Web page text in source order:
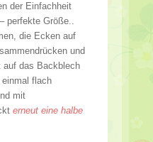
der Einfachheit
perfekte Größe..
die Ecken auf
und
auf das Backblech
flach
mit
erneut eine halbe